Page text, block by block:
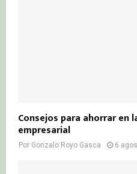
Consejos para ahorrar en
empresarial
Por Gonzalo Royo Gasca 6